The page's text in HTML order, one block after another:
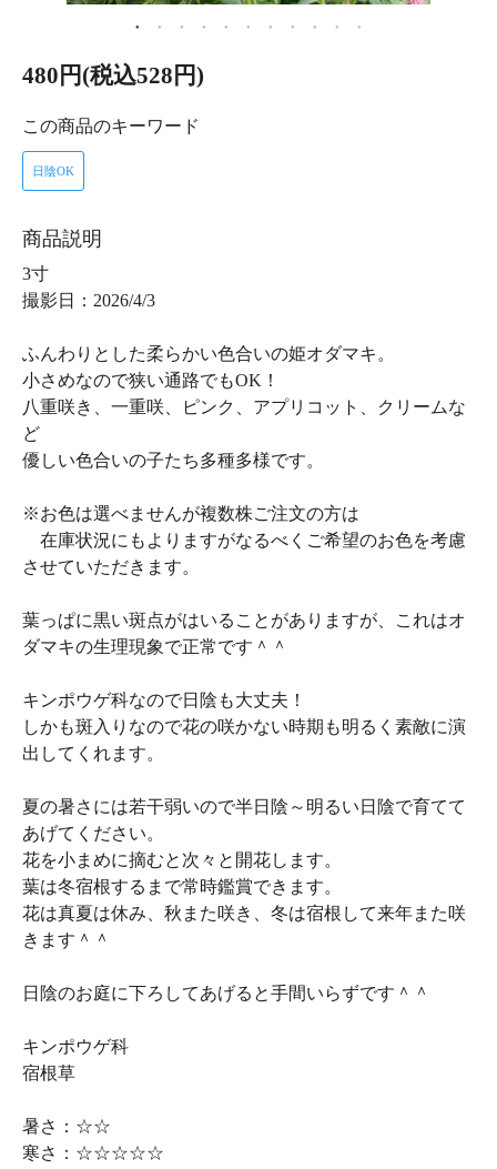
480円(税込528円)
この商品のキーワード
日陰OK
商品説明
3寸
撮影日：2026/4/3
ふんわりとした柔らかい色合いの姫オダマキ。
小さめなので狭い通路でもOK！
八重咲き、一重咲、ピンク、アプリコット、クリームな
ど
優しい色合いの子たち多種多様です。
※お色は選べませんが複数株ご注文の方は
在庫状況にもよりますがなるべくご希望のお色を考慮
させていただきます。
葉っぱに黒い斑点がはいることがありますが、これはオ
ダマキの生理現象で正常です＾＾
キンポウゲ科なので日陰も大丈夫！
しかも斑入りなので花の咲かない時期も明るく素敵に演
出してくれます。
夏の暑さには若干弱いので半日陰～明るい日陰で育てて
あげてください。
花を小まめに摘むと次々と開花します。
葉は冬宿根するまで常時鑑賞できます。
花は真夏は休み、秋また咲き、冬は宿根して来年また咲
きます＾＾
日陰のお庭に下ろしてあげると手間いらずです＾＾
キンポウゲ科
宿根草
暑さ：☆☆
寒さ：☆☆☆☆☆